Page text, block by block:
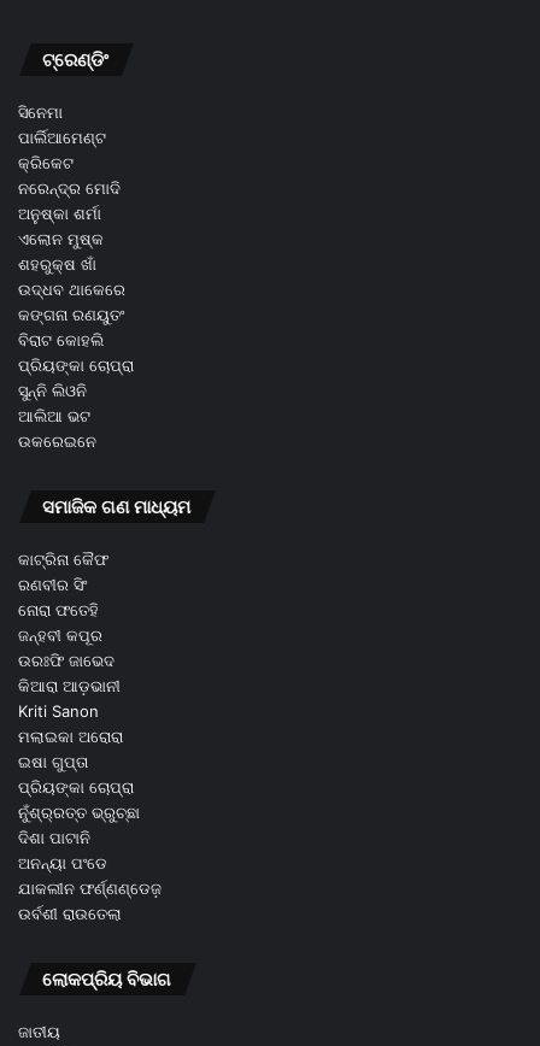
ଟ୍ରେଣ୍ଡିଂ
ସିନେମା
ପାର୍ଲିଆମେଣ୍ଟ
କ୍ରିକେଟ
ନରେନ୍ଦ୍ର ମୋଦି
ଅନୁଷ୍କା ଶର୍ମା
ଏଲୋନ ମୁଷ୍କ
ଶହରୁକ୍ଷ ଖାଁ
ଉଦ୍ଧବ ଥାକେରେ
କଙ୍ଗନା ରଣୟୁତଂ
ବିରାଟ କୋହଲି
ପ୍ରିୟଙ୍କା ଚୋପ୍ରା
ସୁନ୍ନି ଲିଓନି
ଆଲିଆ ଭଟ
ଉକରେଇନେ
ସମାଜିକ ଗଣ ମାଧ୍ୟମ
କାଟ୍ରିନା କୈଫ
ରଣବୀର ସିଂ
ନୋରା ଫତେହି
ଜନ୍ହବୀ କପୂର
ଉରଃଫି ଜାଭେଦ
କିଆରା ଆଡ଼ଭାନୀ
Kriti Sanon
ମଲାଇକା ଅରୋରା
ଇଷା ଗୁପ୍ତା
ପ୍ରିୟଙ୍କା ଚୋପ୍ରା
ନୁଁଶ୍ର୍ରତ୍ତ ଭ୍ରୁଚ୍ଛା
ଦିଶା ପାଟାନି
ଅନନ୍ୟା ପଂଡେ
ଯାକଲୀନ ଫର୍ଣ୍ଣଣ୍ଡେଜ଼
ଉର୍ବଶୀ ରାଉତେଲା
ଲୋକପ୍ରିୟ ବିଭାଗ
ଜାତୀୟ